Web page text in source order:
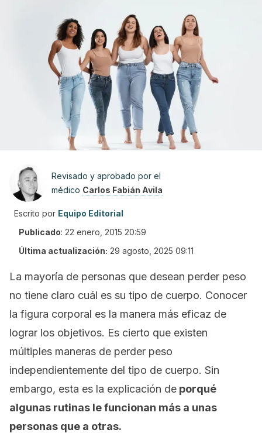
Revisado y aprobado por el
médico Carlos Fabián Avila
Escrito por Equipo Editorial
Publicado: 22 enero, 2015 20:59
Última actualización: 29 agosto, 2025 09:11
La mayoría de personas que desean perder peso
no tiene claro cuál es su tipo de cuerpo. Conocer
la figura corporal es la manera más eficaz de
lograr los objetivos. Es cierto que existen
múltiples maneras de perder peso
independientemente del tipo de cuerpo. Sin
embargo, esta es la explicación de porqué
algunas rutinas le funcionan más a unas
personas que a otras.